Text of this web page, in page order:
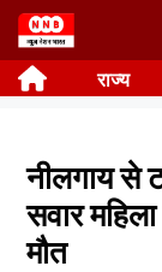
Skip
to
content राज्य
नीलगाय से
सवार
मौत